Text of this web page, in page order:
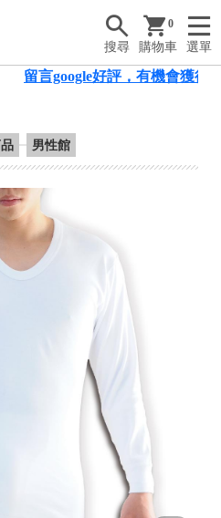
0
購物車
搜尋 選單
留言google好評，有機會獲得滿額
男性館